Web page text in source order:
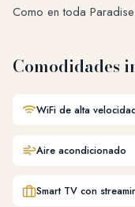
Como en toda
Comodidades
WiFi de alta
Aire acondicionado
Smart TV con